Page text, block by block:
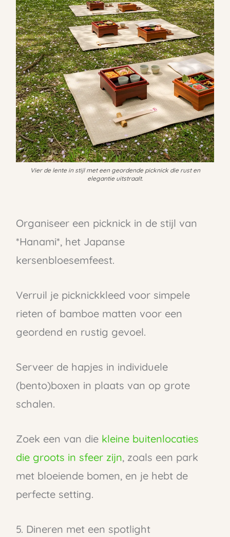
Vier de lente in stijl met een geordende picknick die rust en
elegantie uitstraalt.
Organiseer een picknick in de stijl van
*Hanami*, het Japanse
kersenbloesemfeest.
Verruil je picknickkleed voor simpele
rieten of bamboe matten voor een
geordend en rustig gevoel.
Serveer de hapjes in individuele
(bento)boxen in plaats van op grote
schalen.
Zoek een van die kleine buitenlocaties
die groots in sfeer zijn, zoals een park
met bloeiende bomen, en je hebt de
perfecte setting.
5. Dineren met een spotlight